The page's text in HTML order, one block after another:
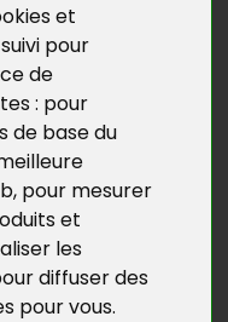
et
pour
de
: pour
de base du
, pour mesurer
et
les
diffuser des
pour vous.